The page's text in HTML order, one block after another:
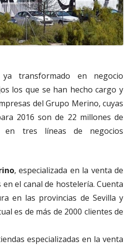
transformado en negocio
los que se han hecho cargo y
del Grupo Merino, cuyas
2016 son de 22 millones de
en tres líneas de negocios
, especializada en la venta de
el canal de hostelería. Cuenta
en las provincias de Sevilla y
es de más de 2000 clientes de
especializadas en la venta